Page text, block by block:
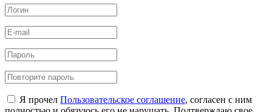
Я прочел Пользовательское соглашение, согласен с ним